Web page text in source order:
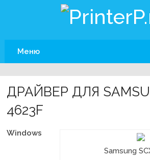
Меню
ДРАЙВЕР ДЛЯ
4623F
Samsung
Windows